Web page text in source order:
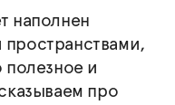
наполнен
и
про